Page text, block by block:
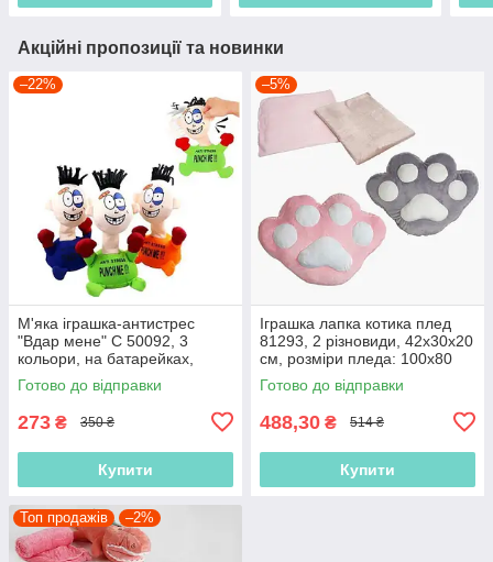
Акційні пропозиції та новинки
–22%
М'яка іграшка-антистрес
"Вдар мене" C 50092, 3
кольори, на батарейках,
датчик на голові, з
присосками, 25 см
Готово до відправки
273 ₴ 350 ₴
Купити
–5%
Іграшка лапка котика плед
81293, 2 різновиди, 42х30х20
см, розміри пледа: 100х80
см.
Готово до відправки
488,30 ₴ 514 ₴
Купити
Топ продажів –2%